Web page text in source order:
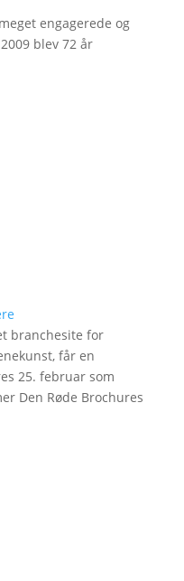
engagerede og
blev 72 år
branchesite for
får en
25. februar som
Den Røde Brochures